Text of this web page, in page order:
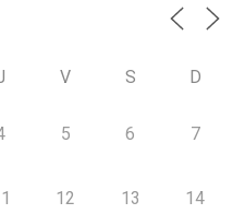
V S D
5 6 7
12 13 14